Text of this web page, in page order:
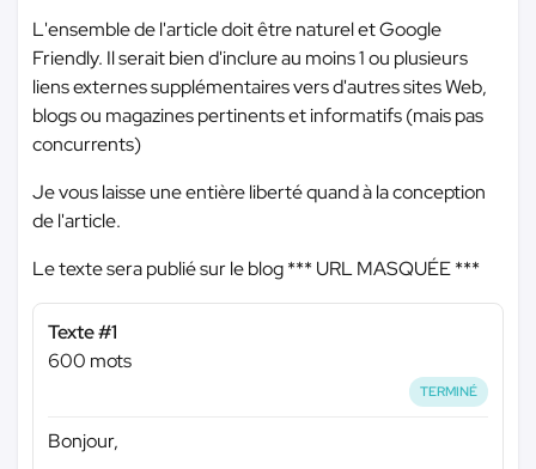
L'ensemble de l'article doit être naturel et Google
Friendly. Il serait bien d'inclure au moins 1 ou plusieurs
liens externes supplémentaires vers d'autres sites Web,
blogs ou magazines pertinents et informatifs (mais pas
concurrents)
Je vous laisse une entière liberté quand à la conception
de l'article.
Le texte sera publié sur le blog*** URL MASQUÉE ***
Texte #1
600 mots
TERMINÉ
Bonjour,